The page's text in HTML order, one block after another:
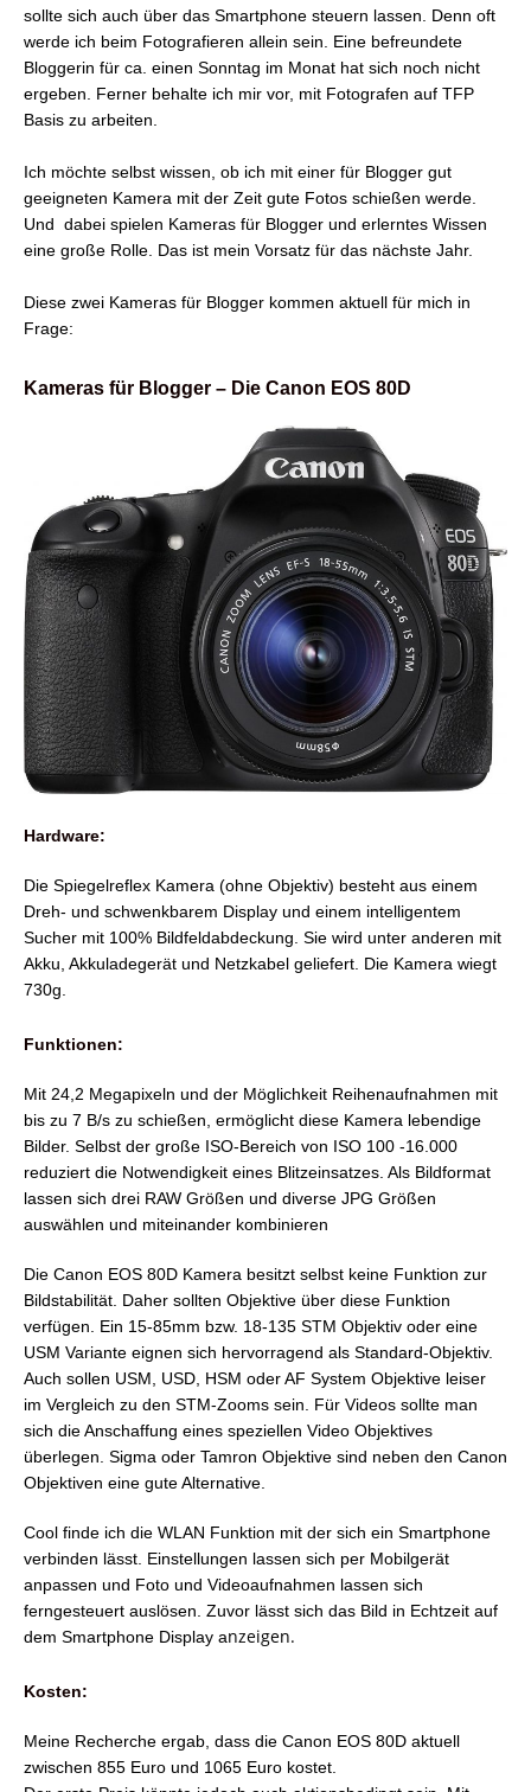
sollte sich auch über das Smartphone steuern lassen. Denn oft
werde ich beim Fotografieren allein sein. Eine befreundete
Bloggerin für ca. einen Sonntag im Monat hat sich noch nicht
ergeben. Ferner behalte ich mir vor, mit Fotografen auf TFP
Basis zu arbeiten.
Ich möchte selbst wissen, ob ich mit einer für Blogger gut
geeigneten Kamera mit der Zeit gute Fotos schießen werde.
Und dabei spielen Kameras für Blogger und erlerntes Wissen
eine große Rolle. Das ist mein Vorsatz für das nächste Jahr.
Diese zwei Kameras für Blogger kommen aktuell für mich in
Frage:
Kameras für Blogger – Die Canon EOS 80D
Hardware:
Die Spiegelreflex Kamera (ohne Objektiv) besteht aus einem
Dreh- und schwenkbarem Display und einem intelligentem
Sucher mit 100% Bildfeldabdeckung. Sie wird unter anderen mit
Akku, Akkuladegerät und Netzkabel geliefert. Die Kamera wiegt
730g.
Funktionen:
Mit 24,2 Megapixeln und der Möglichkeit Reihenaufnahmen mit
bis zu 7 B/s zu schießen, ermöglicht diese Kamera lebendige
Bilder. Selbst der große ISO-Bereich von ISO 100 -16.000
reduziert die Notwendigkeit eines Blitzeinsatzes. Als Bildformat
lassen sich drei RAW Größen und diverse JPG Größen
auswählen und miteinander kombinieren
Die Canon EOS 80D Kamera besitzt selbst keine Funktion zur
Bildstabilität. Daher sollten Objektive über diese Funktion
verfügen. Ein 15-85mm bzw. 18-135 STM Objektiv oder eine
USM Variante eignen sich hervorragend als Standard-Objektiv.
Auch sollen USM, USD, HSM oder AF System Objektive leiser
im Vergleich zu den STM-Zooms sein. Für Videos sollte man
sich die Anschaffung eines speziellen Video Objektives
überlegen. Sigma oder Tamron Objektive sind neben den Canon
Objektiven eine gute Alternative.
Cool finde ich die WLAN Funktion mit der sich ein Smartphone
verbinden lässt. Einstellungen lassen sich per Mobilgerät
anpassen und Foto und Videoaufnahmen lassen sich
ferngesteuert auslösen. Zuvor lässt sich das Bild in Echtzeit auf
dem Smartphone Display anzeigen.
Kosten:
Meine Recherche ergab, dass die Canon EOS 80D aktuell
zwischen 855 Euro und 1065 Euro kostet.